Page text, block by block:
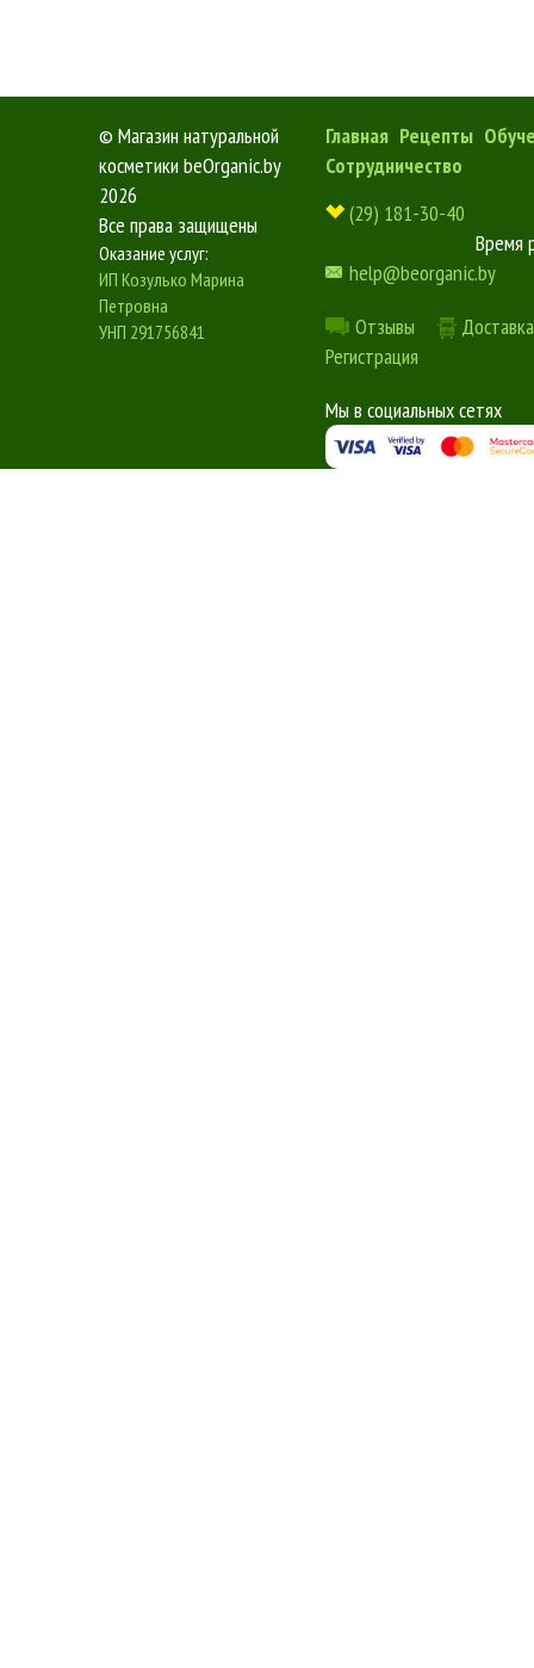
© Магазин натуральной
косметики beOrganic.by
2026
Все права защищены
Оказание услуг:
ИП Козулько Марина
Петровна
УНП 291756841
Главная Рецепты
Сотрудничество
(29) 181-30-40
Время
help@beorganic.by
Отзывы
Регистрация
Мы в социальных сетях